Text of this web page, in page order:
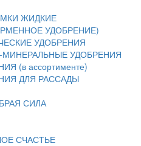
ЖИДКИЕ
УДОБРЕНИЕ)
УДОБРЕНИЯ
УДОБРЕНИЯ
(в ассортименте)
ДЛЯ РАССАДЫ
СИЛА
СЧАСТЬЕ